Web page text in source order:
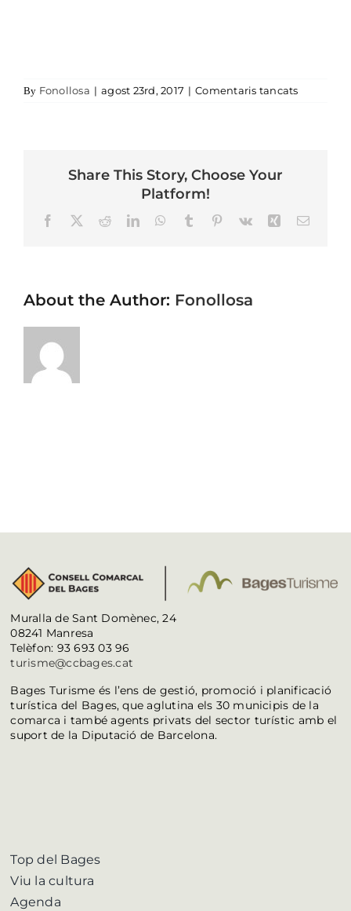
By Fonollosa | agost 23rd, 2017 | Comentaris tancatsa LA TINA
Share This Story, Choose Your
Platform!
FacebookRedditLinkedInWhatsApp
TumblrPinterest
Vk XingEmail
About the Author: Fonollosa
Muralla de Sant Domènec, 24
08241 Manresa
Telèfon: 93 693 03 96
turisme@ccbages.cat
Bages Turisme és l’ens de gestió, promoció i planificació
turística del Bages, que aglutina els 30 municipis de la
comarca i també agents privats del sector turístic amb el
suport de la Diputació de Barcelona.
Top del Bages
Viu la cultura
Agenda